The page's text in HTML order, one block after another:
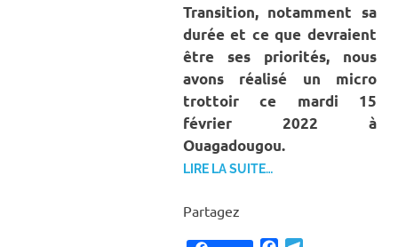
Transition, notamment sa
durée et ce que devraient
être ses priorités, nous
avons réalisé un micro
trottoir ce mardi 15
février 2022 à
Ouagadougou.
LIRE LA SUITE…
Partagez